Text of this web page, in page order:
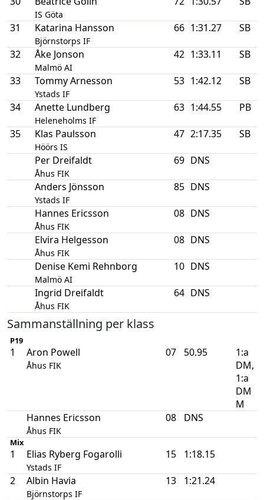
IS Göta
31
Katarina Hansson
Björnstorps IF
66 1:31.27 SB
32
Åke Jonson
Malmö AI
42 1:33.11 SB
33
Tommy Arnesson
Ystads IF
53 1:42.12 SB
34
Anette Lundberg
Heleneholms IF
63 1:44.55 PB
35
Klas Paulsson
Höörs IS
47 2:17.35 SB
Per Dreifaldt
Åhus FIK
69 DNS
Anders Jönsson
Ystads IF
85 DNS
Hannes Ericsson
Åhus FIK
08 DNS
Elvira Helgesson
Åhus FIK
08 DNS
Denise Kemi Rehnborg
Malmö AI
10 DNS
Ingrid Dreifaldt
Åhus FIK
64 DNS
Sammanställning per klass
P19
1 Aron Powell
Åhus FIK
07 50.95
1:a
DM,
1:a
DM
M
Hannes Ericsson
Åhus FIK
08 DNS
Mix
1 Elias Ryberg Fogarolli
Ystads IF
15 1:18.15
2 Albin Havia
Björnstorps IF
13 1:21.24